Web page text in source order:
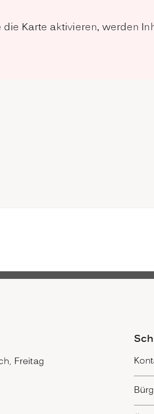
Karte aktivieren, werden
Freitag